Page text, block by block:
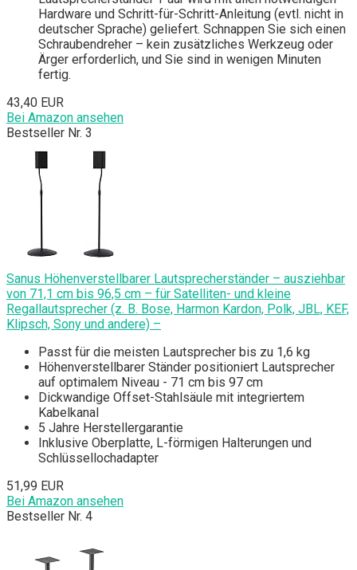
Hardware und Schritt-für-Schritt-Anleitung (evtl. nicht in
deutscher Sprache) geliefert. Schnappen Sie sich einen
Schraubendreher – kein zusätzliches Werkzeug oder
Ärger erforderlich, und Sie sind in wenigen Minuten
fertig.
43,40 EUR
Bei Amazon ansehen
Bestseller Nr. 3
Sanus Höhenverstellbarer Lautsprecherständer – ausziehbar
von 71,1 cm bis 96,5 cm – für Satelliten- und kleine
Regallautsprecher (z. B. Bose, Harmon Kardon, Polk, JBL, KEF,
Klipsch, Sony und andere) –
Passt für die meisten Lautsprecher bis zu 1,6 kg
Höhenverstellbarer Ständer positioniert Lautsprecher
auf optimalem Niveau - 71 cm bis 97 cm
Dickwandige Offset-Stahlsäule mit integriertem
Kabelkanal
5 Jahre Herstellergarantie
Inklusive Oberplatte, L-förmigen Halterungen und
Schlüssellochadapter
51,99 EUR
Bei Amazon ansehen
Bestseller Nr. 4